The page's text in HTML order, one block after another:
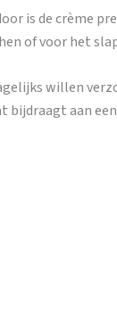
is de crème
of voor het
willen
aan